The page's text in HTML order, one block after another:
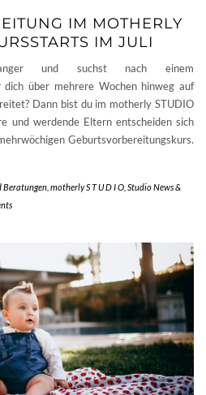
IM MOTHERLY
IM JULI
und suchst nach einem
dich über mehrere Wochen hinweg auf
Dann bist du im motherly STUDIO
und werdende Eltern entscheiden sich
Geburtsvorbereitungskurs.
Beratungen motherly S T U D I O Studio News &